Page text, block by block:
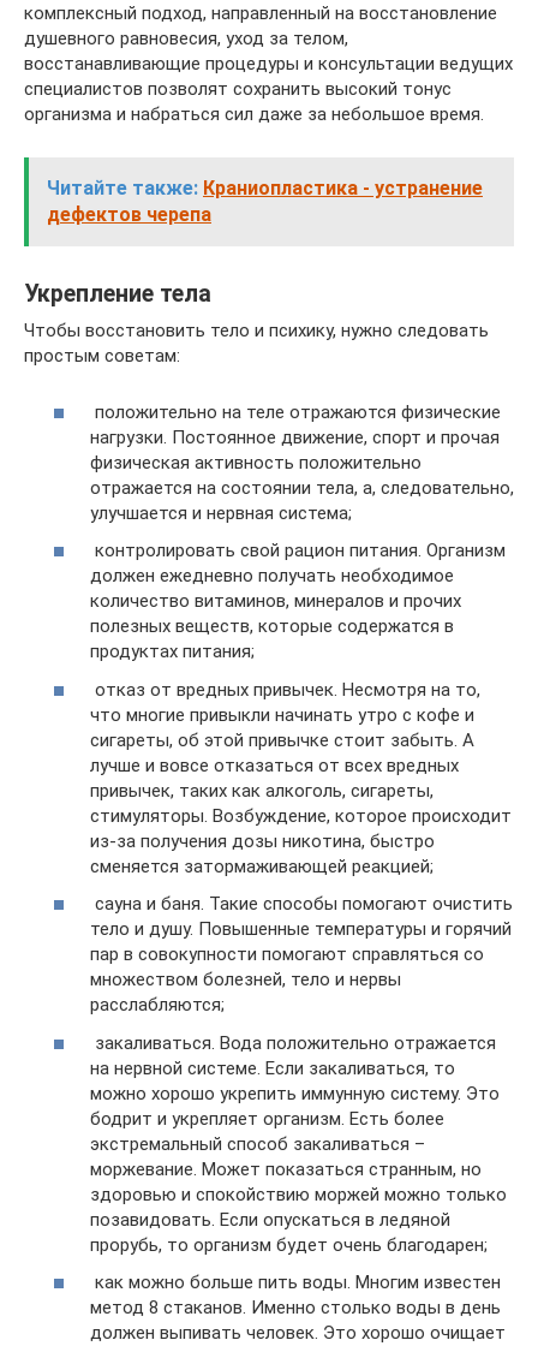
комплексный подход, направленный на восстановление
душевного равновесия, уход за телом,
восстанавливающие процедуры и консультации ведущих
специалистов позволят сохранить высокий тонус
организма и набраться сил даже за небольшое время.
Читайте также: Краниопластика - устранение
дефектов черепа
Укрепление тела
Чтобы восстановить тело и психику, нужно следовать
простым советам:
положительно на теле отражаются физические
нагрузки. Постоянное движение, спорт и прочая
физическая активность положительно
отражается на состоянии тела, а, следовательно,
улучшается и нервная система;
контролировать свой рацион питания. Организм
должен ежедневно получать необходимое
количество витаминов, минералов и прочих
полезных веществ, которые содержатся в
продуктах питания;
отказ от вредных привычек. Несмотря на то,
что многие привыкли начинать утро с кофе и
сигареты, об этой привычке стоит забыть. А
лучше и вовсе отказаться от всех вредных
привычек, таких как алкоголь, сигареты,
стимуляторы. Возбуждение, которое происходит
из-за получения дозы никотина, быстро
сменяется затормаживающей реакцией;
сауна и баня. Такие способы помогают очистить
тело и душу. Повышенные температуры и горячий
пар в совокупности помогают справляться со
множеством болезней, тело и нервы
расслабляются;
закаливаться. Вода положительно отражается
на нервной системе. Если закаливаться, то
можно хорошо укрепить иммунную систему. Это
бодрит и укрепляет организм. Есть более
экстремальный способ закаливаться –
моржевание. Может показаться странным, но
здоровью и спокойствию моржей можно только
позавидовать. Если опускаться в ледяной
прорубь, то организм будет очень благодарен;
как можно больше пить воды. Многим известен
метод 8 стаканов. Именно столько воды в день
должен выпивать человек. Это хорошо очищает